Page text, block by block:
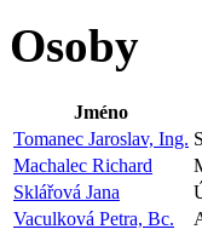
Osoby
Jméno
Tomanec Jaroslav, Ing.
Machalec Richard
Sklářová Jana
Vaculková Petra, Bc.